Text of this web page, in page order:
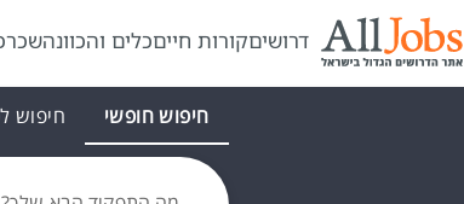
דרושיםקורות חייםכלים והכוונהשכר
חיפוש חופשי חיפוש